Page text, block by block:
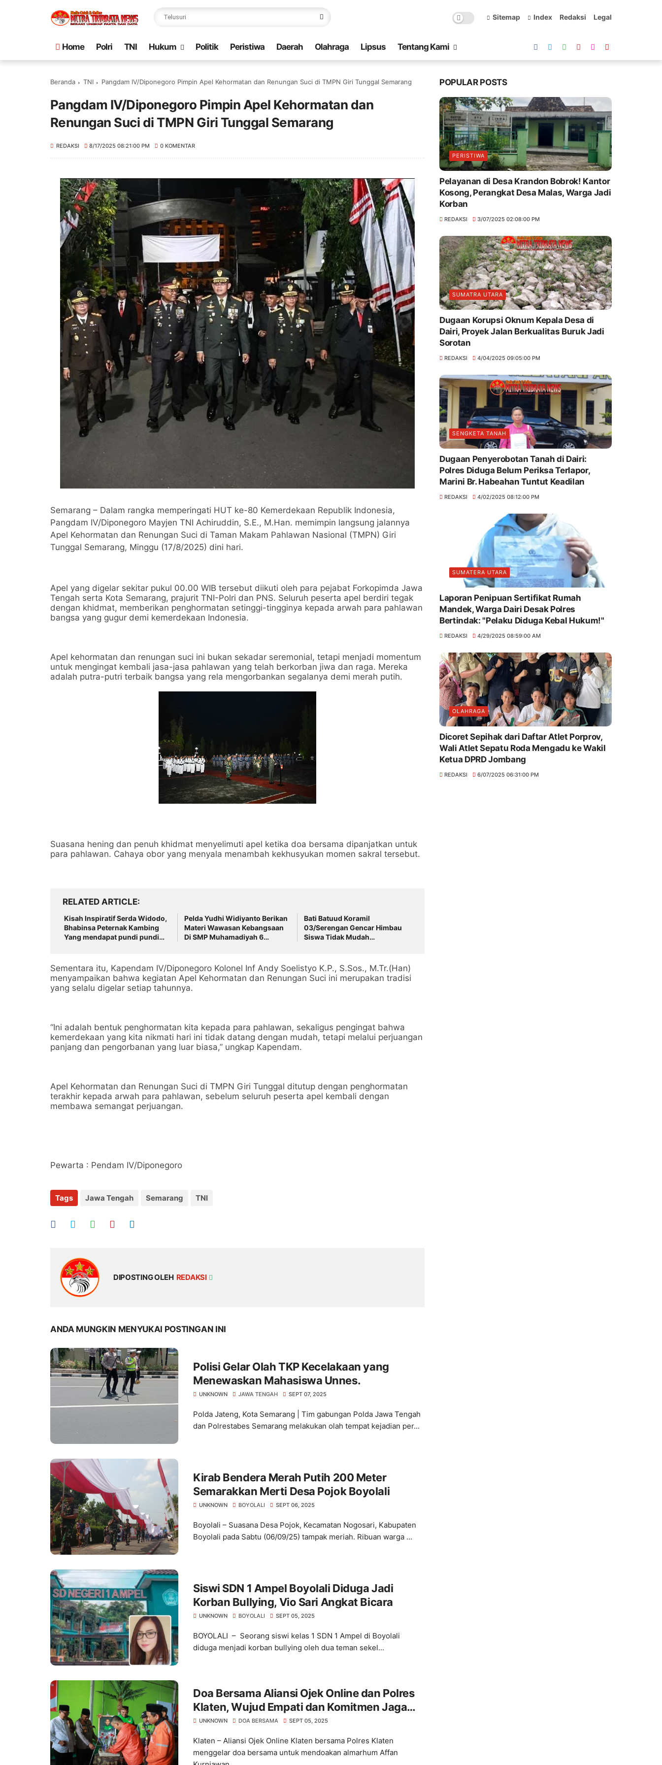
Sitemap Index Redaksi Legal
Home Polri TNI Hukum Politik Peristiwa Daerah Olahraga Lipsus Tentang Kami
Beranda TNI Pangdam IV/Diponegoro Pimpin Apel Kehormatan dan Renungan Suci di TMPN Giri Tunggal Semarang
Pangdam IV/Diponegoro Pimpin Apel Kehormatan dan
Renungan Suci di TMPN Giri Tunggal Semarang
REDAKSI 8/17/2025 08:21:00 PM 0 KOMENTAR
Semarang – Dalam rangka memperingati HUT ke-80 Kemerdekaan Republik Indonesia,
Pangdam IV/Diponegoro Mayjen TNI Achiruddin, S.E., M.Han. memimpin langsung jalannya
Apel Kehormatan dan Renungan Suci di Taman Makam Pahlawan Nasional (TMPN) Giri
Tunggal Semarang, Minggu (17/8/2025) dini hari.
Apel yang digelar sekitar pukul 00.00 WIB tersebut diikuti oleh para pejabat Forkopimda Jawa
Tengah serta Kota Semarang, prajurit TNI-Polri dan PNS. Seluruh peserta apel berdiri tegak
dengan khidmat, memberikan penghormatan setinggi-tingginya kepada arwah para pahlawan
bangsa yang gugur demi kemerdekaan Indonesia.
Apel kehormatan dan renungan suci ini bukan sekadar seremonial, tetapi menjadi momentum
untuk mengingat kembali jasa-jasa pahlawan yang telah berkorban jiwa dan raga. Mereka
adalah putra-putri terbaik bangsa yang rela mengorbankan segalanya demi merah putih.
Suasana hening dan penuh khidmat menyelimuti apel ketika doa bersama dipanjatkan untuk
para pahlawan. Cahaya obor yang menyala menambah kekhusyukan momen sakral tersebut.
RELATED ARTICLE
Kisah Inspiratif Serda Widodo,
Bhabinsa Peternak Kambing
Yang mendapat pundi pundi
Pelda Yudhi Widiyanto Berikan
Materi Wawasan Kebangsaan
Di SMP Muhamadiyah 6
Bati Batuud Koramil
03/Serengan Gencar Himbau
Siswa Tidak Mudah
Sementara itu, Kapendam IV/Diponegoro Kolonel Inf Andy Soelistyo K.P., S.Sos., M.Tr.(Han)
menyampaikan bahwa kegiatan Apel Kehormatan dan Renungan Suci ini merupakan tradisi
yang selalu digelar setiap tahunnya.
“Ini adalah bentuk penghormatan kita kepada para pahlawan, sekaligus pengingat bahwa
kemerdekaan yang kita nikmati hari ini tidak datang dengan mudah, tetapi melalui perjuangan
panjang dan pengorbanan yang luar biasa,” ungkap Kapendam.
Apel Kehormatan dan Renungan Suci di TMPN Giri Tunggal ditutup dengan penghormatan
terakhir kepada arwah para pahlawan, sebelum seluruh peserta apel kembali dengan
membawa semangat perjuangan.
Pewarta : Pendam IV/Diponegoro
Tags Jawa Tengah Semarang TNI
DIPOSTING OLEH REDAKSI
ANDA MUNGKIN MENYUKAI POSTINGAN INI
Polisi Gelar Olah TKP Kecelakaan yang
Menewaskan Mahasiswa Unnes.
UNKNOWN JAWA TENGAH SEPT 07, 2025
Polda Jateng, Kota Semarang | Tim gabungan Polda Jawa Tengah
dan Polrestabes Semarang melakukan olah tempat kejadian per...
Kirab Bendera Merah Putih 200 Meter
Semarakkan Merti Desa Pojok Boyolali
UNKNOWN BOYOLALI SEPT 06, 2025
Boyolali – Suasana Desa Pojok, Kecamatan Nogosari, Kabupaten
Boyolali pada Sabtu (06/09/25) tampak meriah. Ribuan warga ...
Siswi SDN 1 Ampel Boyolali Diduga Jadi
Korban Bullying, Vio Sari Angkat Bicara
UNKNOWN BOYOLALI SEPT 05, 2025
BOYOLALI – Seorang siswi kelas 1 SDN 1 Ampel di Boyolali
diduga menjadi korban bullying oleh dua teman sekel...
Doa Bersama Aliansi Ojek Online dan Polres
Klaten, Wujud Empati dan Komitmen Jaga
Kondusivitas
UNKNOWN DOA BERSAMA SEPT 05, 2025
Klaten – Aliansi Ojek Online Klaten bersama Polres Klaten
menggelar doa bersama untuk mendoakan almarhum Affan
POPULAR POSTS
PERISTIWA
Pelayanan di Desa Krandon Bobrok! Kantor
Kosong, Perangkat Desa Malas, Warga Jadi
Korban
REDAKSI 3/07/2025 02:08:00 PM
SUMATRA UTARA
Dugaan Korupsi Oknum Kepala Desa di
Dairi, Proyek Jalan Berkualitas Buruk Jadi
Sorotan
REDAKSI 4/04/2025 09:05:00 PM
SENGKETA TANAH
Dugaan Penyerobotan Tanah di Dairi:
Polres Diduga Belum Periksa Terlapor,
Marini Br. Habeahan Tuntut Keadilan
REDAKSI 4/02/2025 08:12:00 PM
SUMATERA UTARA
Laporan Penipuan Sertifikat Rumah
Mandek, Warga Dairi Desak Polres
Bertindak: "Pelaku Diduga Kebal Hukum!"
REDAKSI 4/29/2025 08:59:00 AM
OLAHRAGA
Dicoret Sepihak dari Daftar Atlet Porprov,
Wali Atlet Sepatu Roda Mengadu ke Wakil
Ketua DPRD Jombang
REDAKSI 6/07/2025 06:31:00 PM